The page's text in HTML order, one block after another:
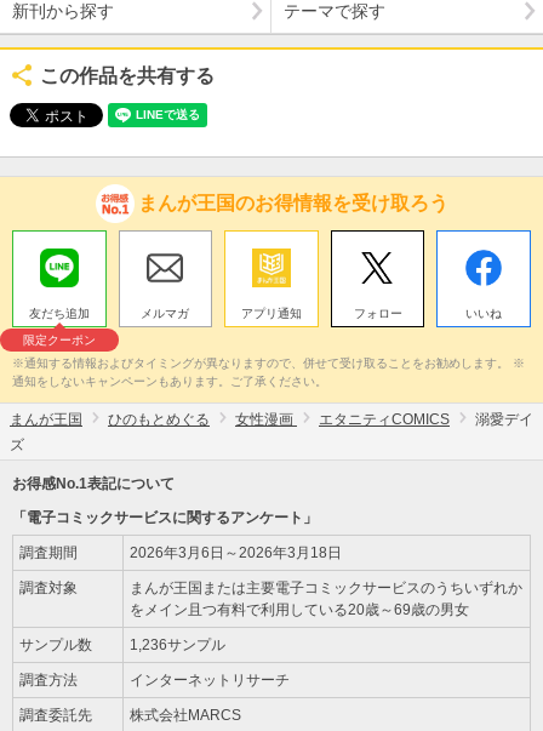
新刊から探す テーマで探す
この作品を共有する
まんが王国のお得情報を受け取ろう
友だち追加
限定クーポン
メルマガ アプリ通知 フォロー いいね
※通知する情報およびタイミングが異なりますので、併せて受け取ることをお勧めします。 ※
通知をしないキャンペーンもあります。ご了承ください。
まんが王国 ひのもとめぐる 女性漫画 エタニティCOMICS
溺愛デイ
ズ
お得感No.1表記について
「電子コミックサービスに関するアンケート」
調査期間 2026年3月6日～2026年3月18日
調査対象
まんが王国または主要電子コミックサービスのうちいずれか
をメイン且つ有料で利用している20歳～69歳の男女
サンプル数 1,236サンプル
調査方法 インターネットリサーチ
調査委託先 株式会社MARCS